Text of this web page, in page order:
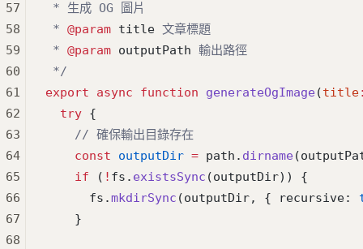
* 生成 OG 圖片
* @param title 文章標題
* @param outputPath 輸出路徑
*/
export async function generateOgImage(title
  try
{
    // 確保輸出目錄存在
    const
outputDir = path. dirname
    if
( ! fs. existsSync (outputDir)) {
      fs.
mkdirSync (outputDir, { recursive:
    }
57
58
59
60
61
62
63
64
65
66
67
68